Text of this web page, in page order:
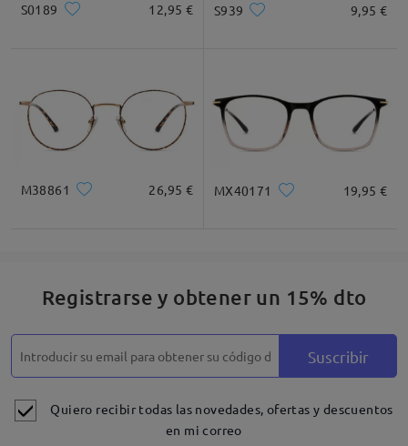
S0189 12,95 € S939 9,95 €
M38861 26,95 € MX40171 19,95 €
Registrarse y obtener un 15% dto
Suscribir
Quiero recibir todas las novedades, ofertas y descuentos
en mi correo